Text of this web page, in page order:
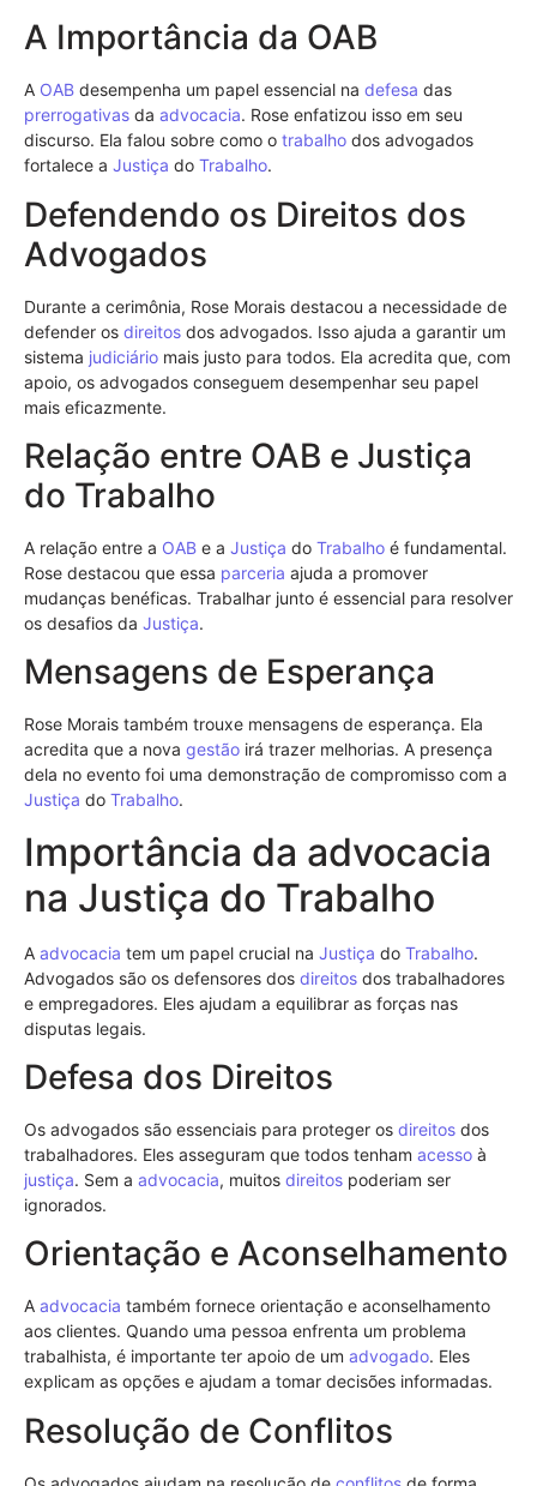
A Importância da OAB
A OAB desempenha um papel essencial na defesa das
prerrogativas da advocacia. Rose enfatizou isso em seu
discurso. Ela falou sobre como o trabalho dos advogados
fortalece a Justiça do Trabalho.
Defendendo os Direitos dos
Advogados
Durante a cerimônia, Rose Morais destacou a necessidade de
defender os direitos dos advogados. Isso ajuda a garantir um
sistema judiciário mais justo para todos. Ela acredita que, com
apoio, os advogados conseguem desempenhar seu papel
mais eficazmente.
Relação entre OAB e Justiça
do Trabalho
A relação entre a OAB e a Justiça do Trabalho é fundamental.
Rose destacou que essa parceria ajuda a promover
mudanças benéficas. Trabalhar junto é essencial para resolver
os desafios da Justiça.
Mensagens de Esperança
Rose Morais também trouxe mensagens de esperança. Ela
acredita que a nova gestão irá trazer melhorias. A presença
dela no evento foi uma demonstração de compromisso com a
Justiça do Trabalho.
Importância da advocacia
na Justiça do Trabalho
A advocacia tem um papel crucial na Justiça do Trabalho.
Advogados são os defensores dos direitos dos trabalhadores
e empregadores. Eles ajudam a equilibrar as forças nas
disputas legais.
Defesa dos Direitos
Os advogados são essenciais para proteger os direitos dos
trabalhadores. Eles asseguram que todos tenham acesso à
justiça. Sem a advocacia, muitos direitos poderiam ser
ignorados.
Orientação e Aconselhamento
A advocacia também fornece orientação e aconselhamento
aos clientes. Quando uma pessoa enfrenta um problema
trabalhista, é importante ter apoio de um advogado. Eles
explicam as opções e ajudam a tomar decisões informadas.
Resolução de Conflitos